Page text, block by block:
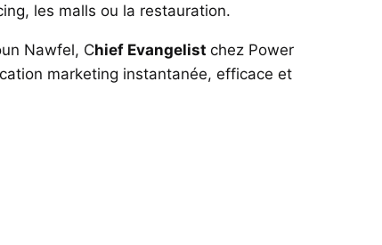
les malls ou la restauration.
Nawfel, Chief Evangelist chez Power
marketing instantanée, efficace et